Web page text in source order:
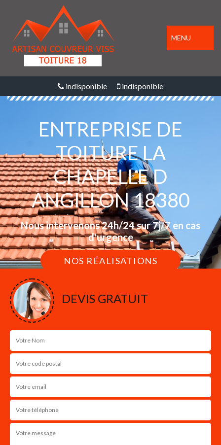
MENU
indisponible indisponible
ENTREPRISE DE
TOITURE LA
CHAPELLE D
ANGILLON 18380
Nous intervenons 24h/24 sur 7j/7 en cas
d'urgence
NOS RÉALISATIONS
DEVIS GRATUIT